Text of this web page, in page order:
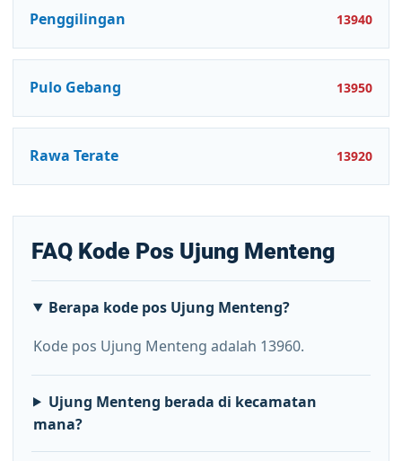
Penggilingan 13940
Pulo Gebang 13950
Rawa Terate 13920
FAQ Kode Pos Ujung Menteng
Berapa kode pos Ujung Menteng?
Kode pos Ujung Menteng adalah 13960.
Ujung Menteng berada di kecamatan
mana?